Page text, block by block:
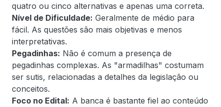
quatro ou cinco alternativas e apenas uma correta.
Nível de Dificuldade: Geralmente de médio para
fácil. As questões são mais objetivas e menos
interpretativas.
Pegadinhas: Não é comum a presença de
pegadinhas complexas. As "armadilhas" costumam
ser sutis, relacionadas a detalhes da legislação ou
conceitos.
Foco no Edital: A banca é bastante fiel ao conteúdo